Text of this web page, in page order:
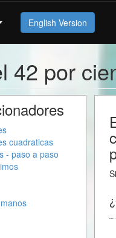
English Version
42 por
cuadraticas
- paso a paso